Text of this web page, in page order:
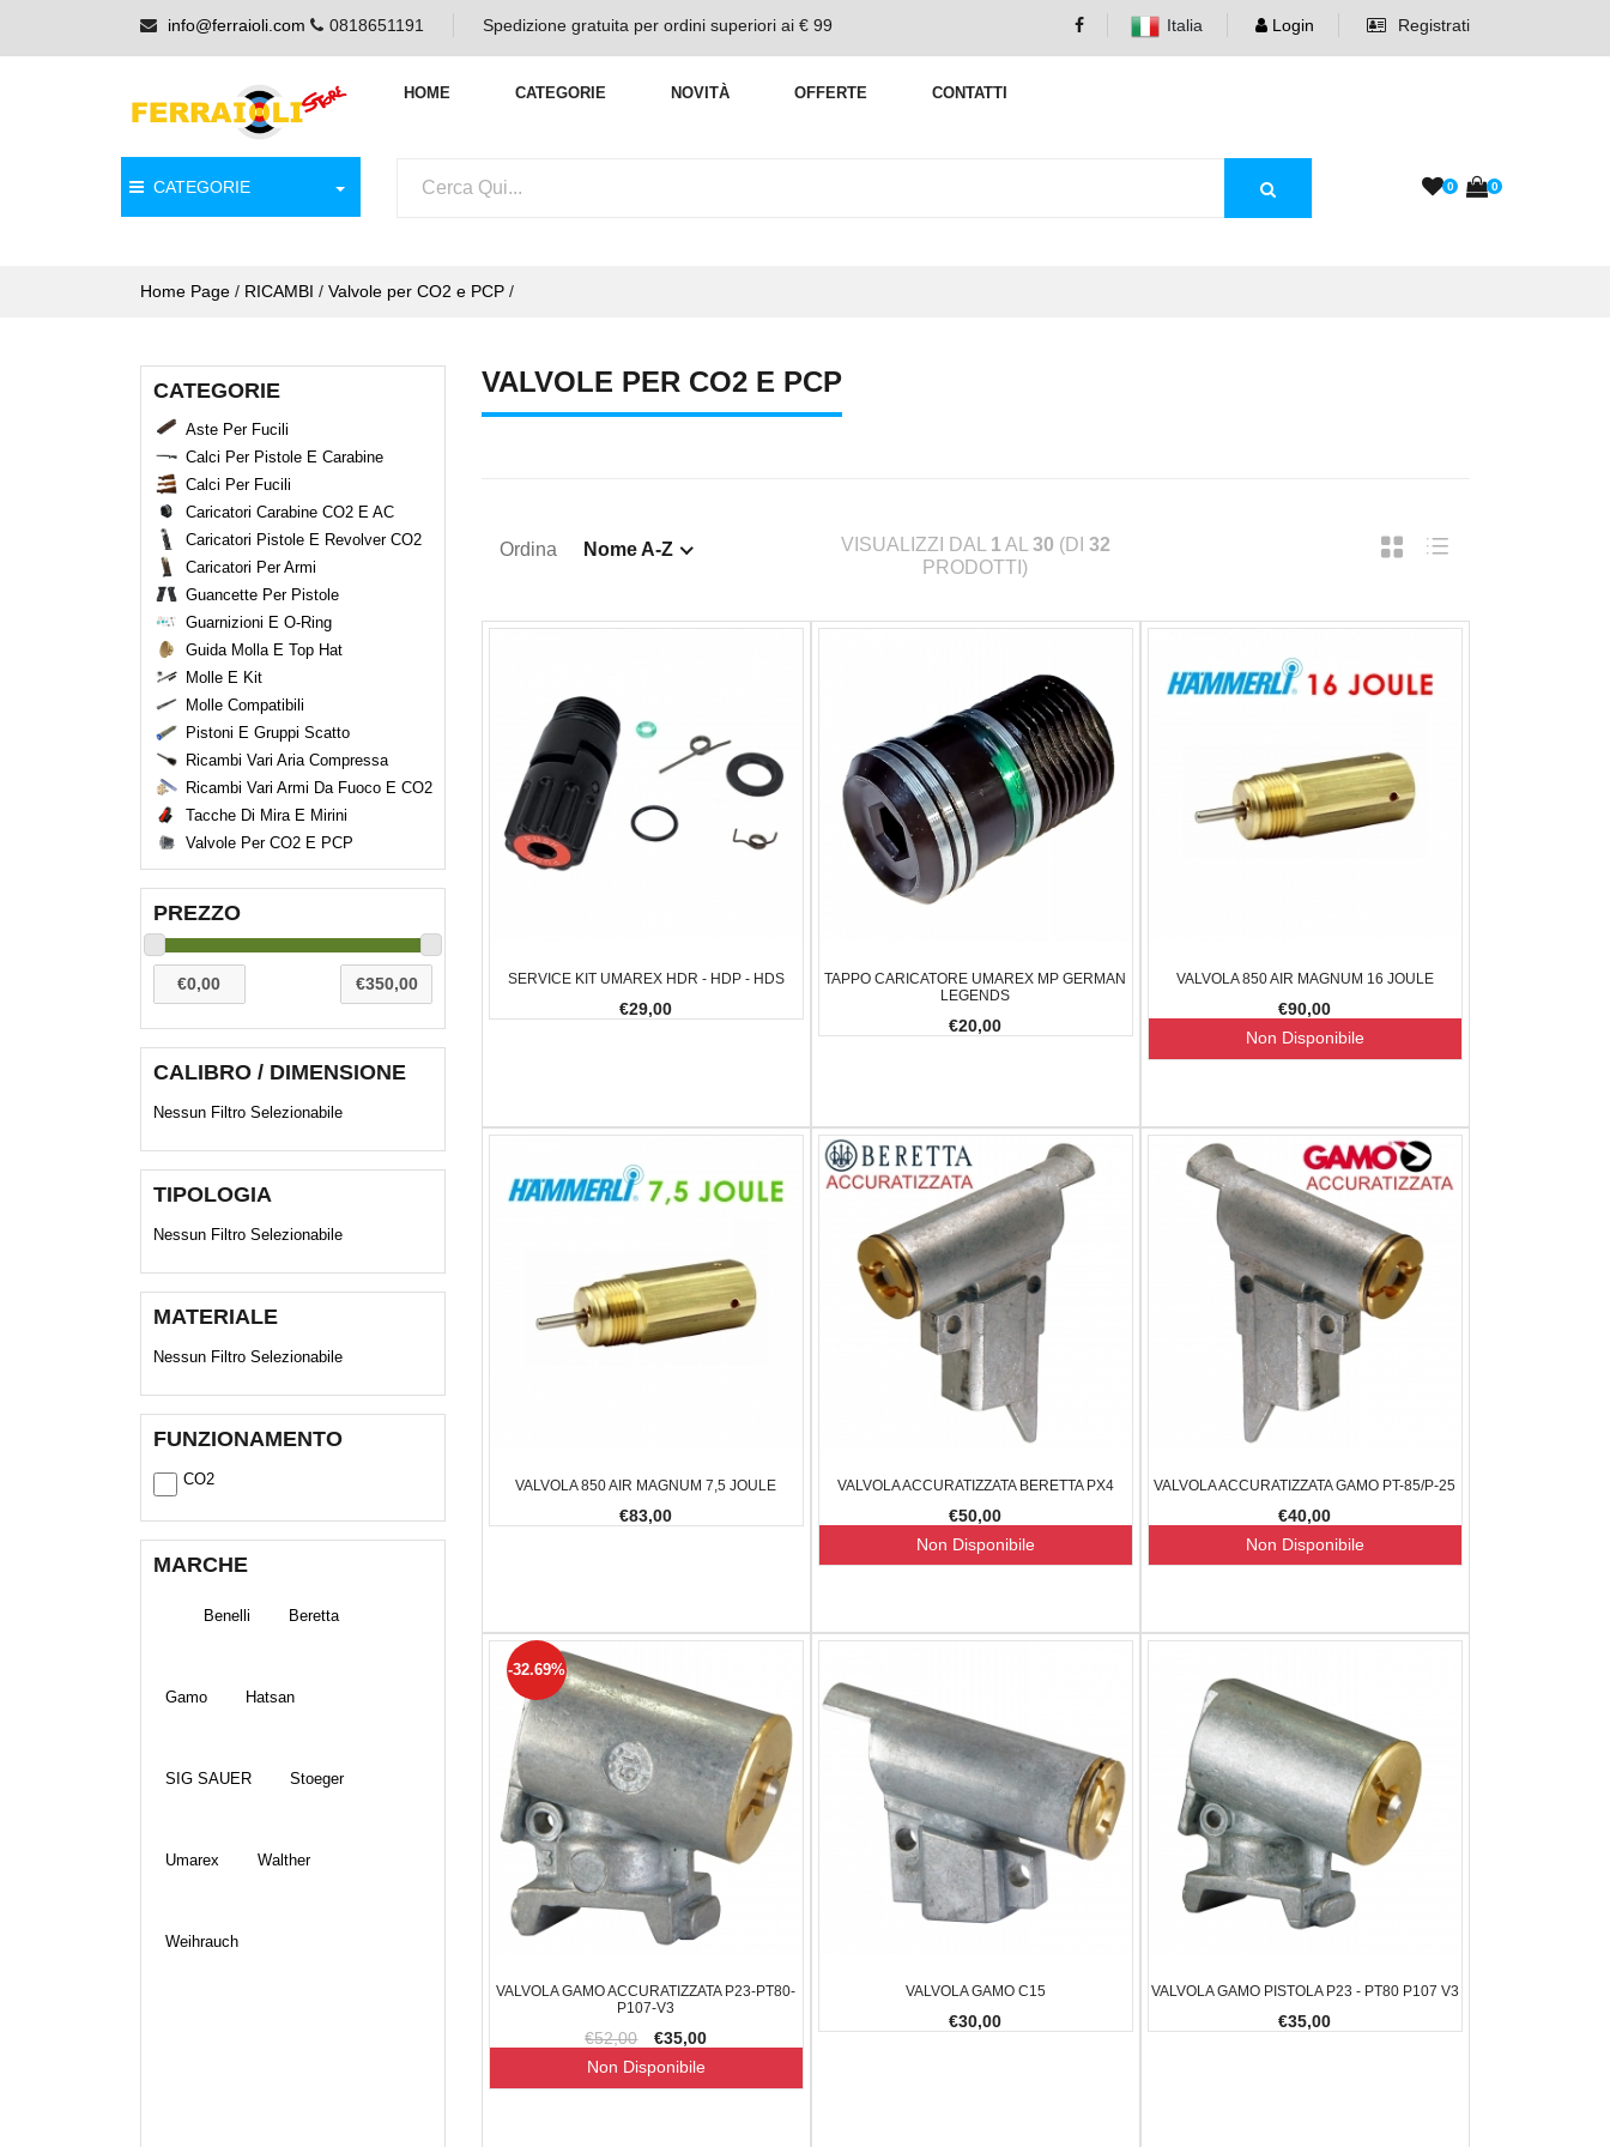
info@ferraioli.com 0818651191 Spedizione gratuita per ordini superiori ai € 99 Italia Login Registrati
HOME CATEGORIE NOVITÀ OFFERTE CONTATTI
CATEGORIE 0 0
Home Page / RICAMBI / Valvole per CO2 e PCP /
CATEGORIE
Aste Per Fucili
Calci Per Pistole E Carabine
Calci Per Fucili
Caricatori Carabine CO2 E AC
Caricatori Pistole E Revolver CO2
Caricatori Per Armi
Guancette Per Pistole
Guarnizioni E O-Ring
Guida Molla E Top Hat
Molle E Kit
Molle Compatibili
Pistoni E Gruppi Scatto
Ricambi Vari Aria Compressa
Ricambi Vari Armi Da Fuoco E CO2
Tacche Di Mira E Mirini
Valvole Per CO2 E PCP
PREZZO
CALIBRO / DIMENSIONE
Nessun Filtro Selezionabile
TIPOLOGIA
Nessun Filtro Selezionabile
MATERIALE
Nessun Filtro Selezionabile
FUNZIONAMENTO
CO2
MARCHE
Benelli Beretta
Gamo Hatsan
SIG SAUER Stoeger
Umarex Walther
Weihrauch
VALVOLE PER CO2 E PCP
Ordina Nome A-Z VISUALIZZI DAL 1 AL 30 (DI 32
PRODOTTI)
SERVICE KIT UMAREX HDR - HDP - HDS
€29,00
TAPPO CARICATORE UMAREX MP GERMAN
LEGENDS
€20,00
VALVOLA 850 AIR MAGNUM 16 JOULE
€90,00
Non Disponibile
VALVOLA 850 AIR MAGNUM 7,5 JOULE
€83,00
VALVOLA ACCURATIZZATA BERETTA PX4
€50,00
Non Disponibile
VALVOLA ACCURATIZZATA GAMO PT-85/P-25
€40,00
Non Disponibile
VALVOLA GAMO ACCURATIZZATA P23-PT80-
P107-V3
€52,00 €35,00
-32.69%
Non Disponibile
VALVOLA GAMO C15
€30,00
VALVOLA GAMO PISTOLA P23 - PT80 P107 V3
€35,00